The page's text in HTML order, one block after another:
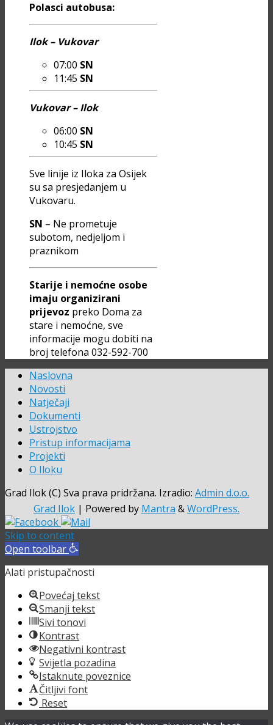
Polasci autobusa:
Ilok – Vukovar
07:00 SN
11:45 SN
Vukovar – Ilok
06:00 SN
10:45 SN
Sve linije iz Iloka za Osijek
su sa presjedanjem u
Vukovaru.
SN – Ne prometuje
subotom, nedjeljom i
praznikom
Starije i nemoćne osobe
imaju organizirani
prijevoz preko Doma za
stare i nemoćne, sve
informacije mogu dobiti na
broj telefona 032-592-700
Naslovna
Novosti
Natječaji
Dokumenti
Ustrojstvo
Pristup informacijama
Projekti
O Iloku
Grad Ilok (C) Sva prava pridržana. Izradio: Admin d.o.o.
Grad Ilok | Powered by Mantra &WordPress.
Skip to content
Open toolbar
Alati pristupačnosti
Povećaj tekst
Smanji tekst
Sivi tonovi
Kontrast
Negativni kontrast
Svijetla pozadina
Istaknute poveznice
Čitljivi font
Reset